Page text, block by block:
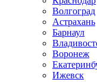
Волгоград
Астрахань
Барнаул
Воронеж
Ижевск